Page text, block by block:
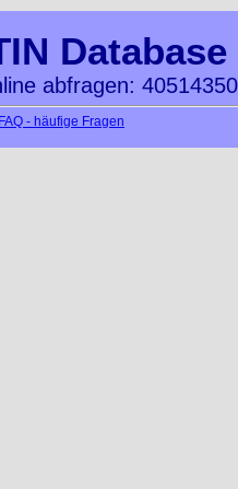
Database
abfragen:
FAQ - häufige Fragen